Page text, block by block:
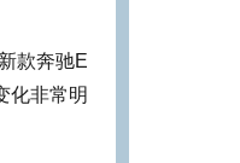
款奔驰E
化非常明